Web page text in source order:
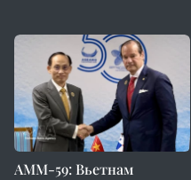
AMM-59: Вьетнам